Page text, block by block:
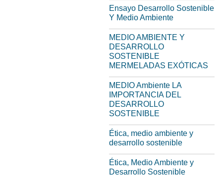
Ensayo Desarrollo Sostenible
Y Medio Ambiente
MEDIO AMBIENTE Y
DESARROLLO
SOSTENIBLE
MERMELADAS EXÓTICAS
MEDIO Ambiente LA
IMPORTANCIA DEL
DESARROLLO
SOSTENIBLE
Ética, medio ambiente y
desarrollo sostenible
Ética, Medio Ambiente y
Desarrollo Sostenible